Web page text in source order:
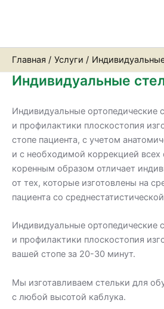
Главная Услуги
Индивидуальные
Индивидуальные ортопедические
и профилактики плоскостопия
стопе пациента, с учетом
и с необходимой коррекцией
коренным образом отличает
от тех, которые изготовлены на
пациента со
Индивидуальные ортопедические
и профилактики плоскостопия
вашей стопе за 20-30 минут.
Мы изготавливаем стельки для
с любой высотой каблука.